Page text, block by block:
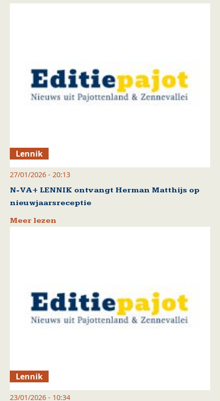
Lennik
27/01/2026 - 20:13
N-VA+ LENNIK ontvangt Herman Matthijs op
nieuwjaarsreceptie
Meer lezen
Lennik
23/01/2026 - 10:34